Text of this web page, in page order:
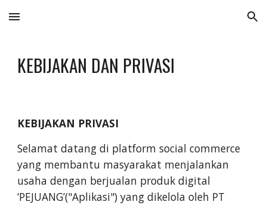
Skip to main content Skip to navigation
KEBIJAKAN DAN PRIVASI
KEBIJAKAN PRIVASI
Selamat datang di platform social commerce
yang membantu masyarakat menjalankan
usaha dengan berjualan produk digital
‘PEJUANG’("Aplikasi") yang dikelola oleh PT